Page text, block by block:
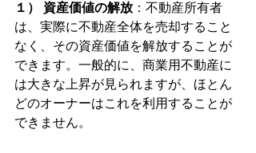
１） 資産価値の解放 ：不動産所有者
は、実際に不動産全体を売却すること
なく、その資産価値を解放することが
できます。一般的に、商業用不動産に
は大きな上昇が見られますが、ほとん
どのオーナーはこれを利用することが
できません。